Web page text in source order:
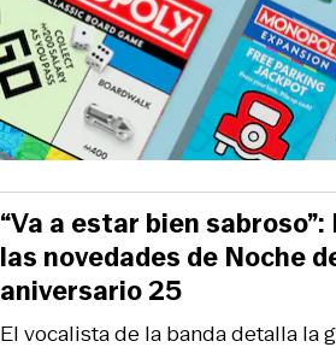
El vocalista de la banda detalla la
“Va a estar bien
las novedades de Noche
aniversario 25